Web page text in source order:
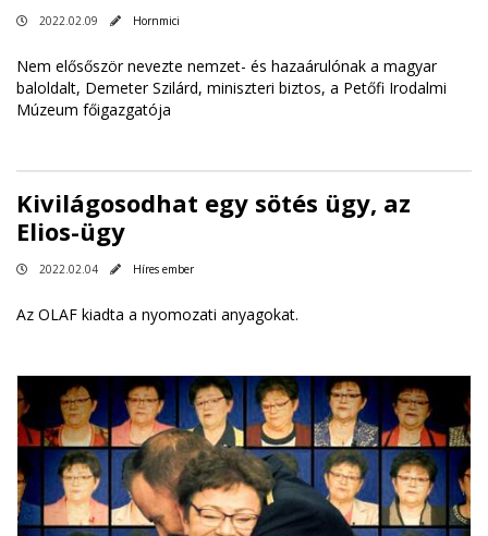
2022.02.09 Hornmici
Nem elősőször nevezte nemzet- és hazaárulónak a magyar
baloldalt, Demeter Szilárd, miniszteri biztos, a Petőfi Irodalmi
Múzeum főigazgatója
Kivilágosodhat egy sötés ügy, az
Elios-ügy
2022.02.04 Híres ember
Az OLAF kiadta a nyomozati anyagokat.